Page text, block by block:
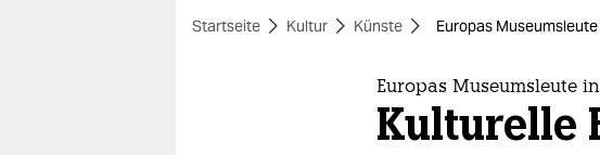
themen
Startseite Kultur Künste Europas
Europas Museumsleute
Kulturelle